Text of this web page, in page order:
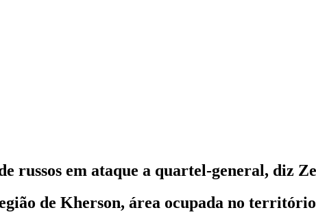
russos em ataque a quartel-general, diz
de Kherson, área ocupada no